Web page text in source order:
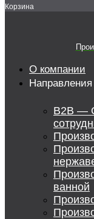
Корзина
О компании
Направления
B2B —
ванной